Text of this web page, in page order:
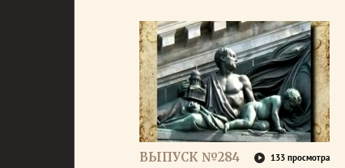
ВЫПУСК №284 133 просмотра